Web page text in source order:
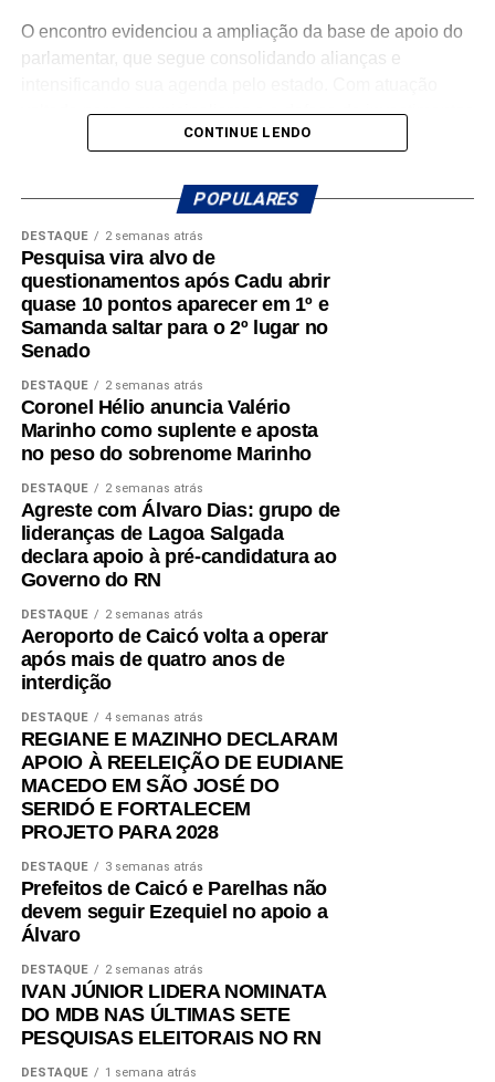
fazer política é transformar demandas em soluções.
compromisso com o desenvolvimento do Rio Grande do
Norte. Um mandato presente, atuante e comprometido em
O encontro evidenciou a ampliação da base de apoio do
parlamentar, que segue consolidando alianças e
voltada para o municipalismo e a defesa de investimentos
para os municípios potiguares, Benes tem reforçado o
desenvolvimento do Rio Grande do Norte.
A mobilização em Macaíba representa mais um passo na
construção de uma campanha que busca ampliar sua
presença em todas as regiões do estado, fortalecendo o
diálogo com a população e reafirmando o compromisso
com o futuro dos potiguares.
CONTINUE LENDO
POPULARES
DESTAQUE 2 semanas atrás
Pesquisa vira alvo de
questionamentos após Cadu abrir
quase 10 pontos aparecer em 1º e
Samanda saltar para o 2º lugar no
Senado
DESTAQUE 2 semanas atrás
Coronel Hélio anuncia Valério
Marinho como suplente e aposta
no peso do sobrenome Marinho
DESTAQUE 2 semanas atrás
Agreste com Álvaro Dias: grupo de
lideranças de Lagoa Salgada
declara apoio à pré-candidatura ao
Governo do RN
DESTAQUE 2 semanas atrás
Aeroporto de Caicó volta a operar
após mais de quatro anos de
interdição
DESTAQUE 4 semanas atrás
REGIANE E MAZINHO DECLARAM
APOIO À REELEIÇÃO DE EUDIANE
MACEDO EM SÃO JOSÉ DO
SERIDÓ E FORTALECEM
PROJETO PARA 2028
DESTAQUE 3 semanas atrás
Prefeitos de Caicó e Parelhas não
devem seguir Ezequiel no apoio a
Álvaro
DESTAQUE 2 semanas atrás
IVAN JÚNIOR LIDERA NOMINATA
DO MDB NAS ÚLTIMAS SETE
PESQUISAS ELEITORAIS NO RN
DESTAQUE 1 semana atrás